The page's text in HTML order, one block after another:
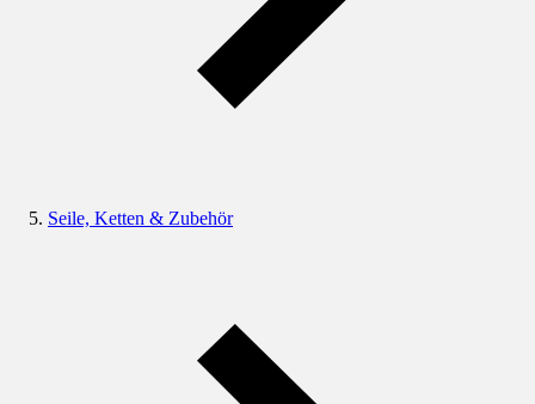
Seile, Ketten & Zubehör